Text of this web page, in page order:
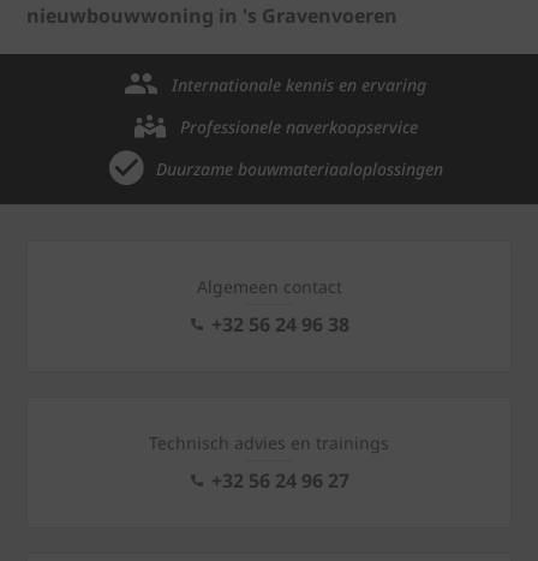
nieuwbouwwoning in 's Gravenvoeren
Internationale kennis en ervaring
Professionele naverkoopservice
Duurzame bouwmateriaaloplossingen
Algemeen contact
+32 56 24 96 38
Technisch advies en trainings
+32 56 24 96 27